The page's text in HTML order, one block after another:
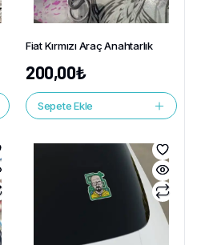
Fiat Kırmızı Araç Anahtarlık
200,00₺
Sepete Ekle